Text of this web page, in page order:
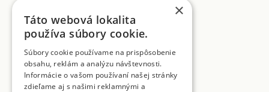
×
Táto webová lokalita
používa súbory cookie.
Súbory cookie používame na prispôsobenie
obsahu, reklám a analýzu návštevnosti.
Informácie o vašom používaní našej stránky
zdieľame aj s našimi reklamnými a